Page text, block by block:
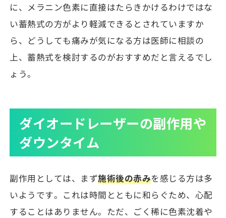
に、メラニン色素に直接はたらきかけるわけではな
い蓄熱式の方がより軽減できるとされていますか
ら、どうしても痛みが気になる方は医師に相談の
上、蓄熱式を検討するのがおすすめだと言えるでし
ょう。
ダイオードレーザーの副作用や
ダウンタイム
副作用としては、まず施術後の赤みを感じる方は多
いようです。これは時間とともに和らぐため、心配
することはありません。ただ、ごく稀に色素沈着や